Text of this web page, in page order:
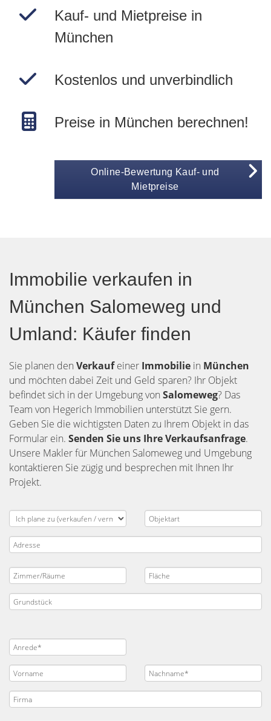
Kauf- und Mietpreise in
München
Kostenlos und unverbindlich
Preise in München berechnen!
Online-Bewertung Kauf- und
Mietpreise
Immobilie verkaufen in
München Salomeweg und
Umland: Käufer finden
Sie planen den Verkaufeiner Immobilie in München
und möchten dabei Zeit und Geld sparen? Ihr Objekt
befindet sich in der Umgebung von Salomeweg? Das
Team von Hegerich Immobilien unterstützt Sie gern.
Geben Sie die wichtigsten Daten zu Ihrem Objekt in das
Formular ein. Senden Sie uns Ihre Verkaufsanfrage.
Unsere Makler für München Salomeweg und Umgebung
kontaktieren Sie zügig und besprechen mit Ihnen Ihr
Projekt.